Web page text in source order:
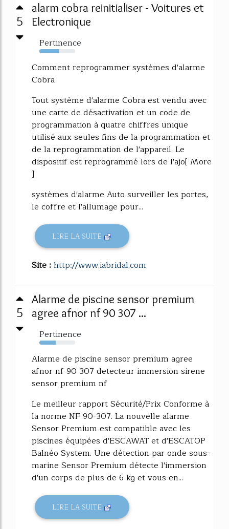
5
alarm cobra reinitialiser - Voitures et
Electronique
Pertinence
55%
Comment reprogrammer systèmes d'alarme
Cobra
Tout système d'alarme Cobra est vendu avec
une carte de désactivation et un code de
programmation à quatre chiffres unique
utilisé aux seules fins de la programmation et
de la reprogrammation de l'appareil. Le
dispositif est reprogrammé lors de l'ajo[ More
]
systèmes d'alarme Auto surveiller les portes,
le coffre et l'allumage pour...
LIRE LA SUITE
Site :http://www.iabridal.com
5
Alarme de piscine sensor premium
agree afnor nf 90 307 ...
Pertinence
46%
Alarme de piscine sensor premium agree
afnor nf 90 307 detecteur immersion sirene
sensor premium nf
Le meilleur rapport Sécurité/Prix Conforme à
la norme NF 90-307. La nouvelle alarme
Sensor Premium est compatible avec les
piscines équipées d'ESCAWAT et d'ESCATOP
Balnéo System. Une détection par onde sous-
marine Sensor Premium détecte l'immersion
d'un corps de plus de 6 kg et vous en...
LIRE LA SUITE